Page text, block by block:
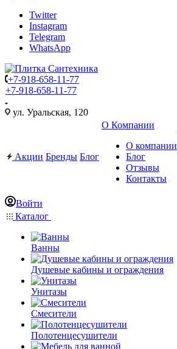
Twitter
Instagram
Telegram
WhatsApp
+7-918-658-11-77
+7-918-658-11-77
ул. Уральская, 120
Акции Бренды Блог
О Компании
О компании
Блог
Отзывы
Контакты
Войти
Каталог
Ванны
Душевые кабины и ограждения
Унитазы
Смесители
Полотенцесушители